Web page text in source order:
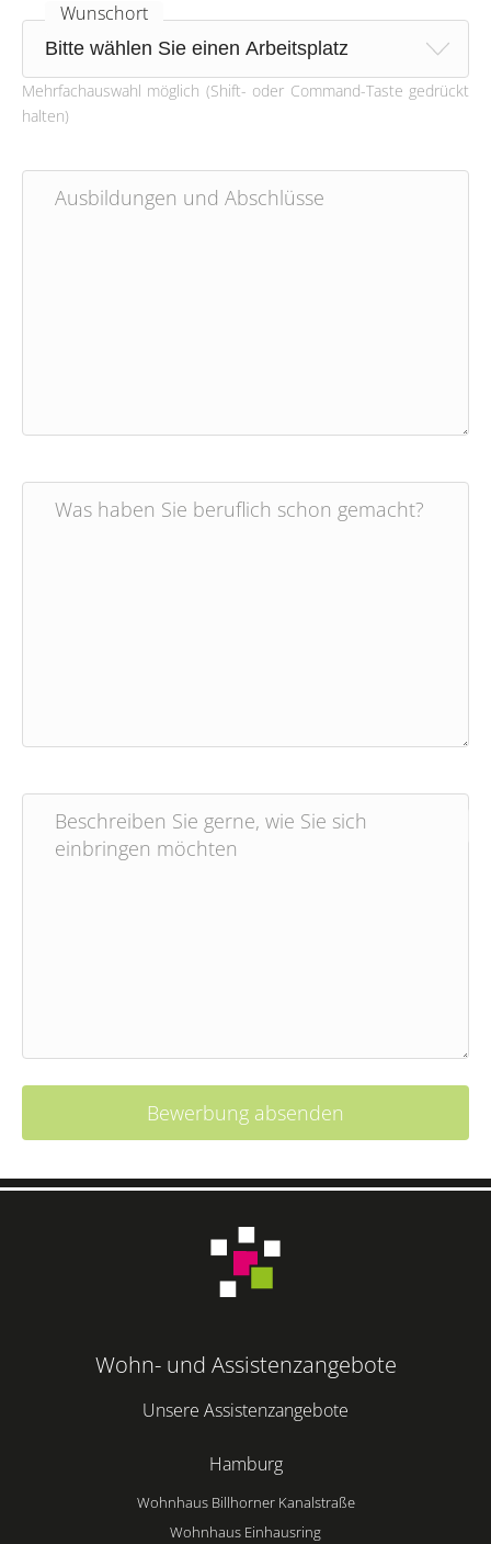
Wunschort
Mehrfachauswahl möglich (Shift- oder Command-Taste gedrückt
halten)
Ausbildungen und Abschlüsse
Was haben Sie beruflich schon gemacht?
Beschreiben Sie gerne, wie Sie sich
einbringen möchten
Bewerbung absenden
Wohn- und Assistenzangebote
Unsere Assistenzangebote
Hamburg
Wohnhaus Billhorner Kanalstraße
Wohnhaus Einhausring